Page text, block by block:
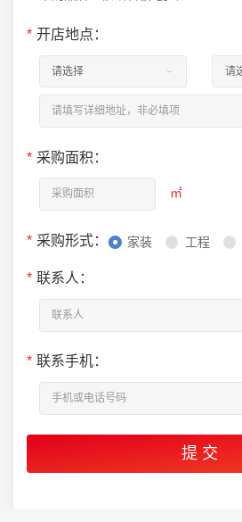
* 开店地点：
* 采购面积：
㎡
* 采购形式： 家装 工程
* 联系人：
* 联系手机：